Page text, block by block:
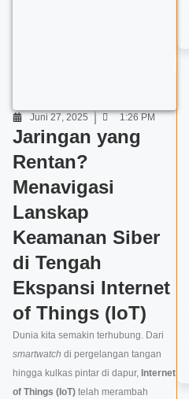
Juni 27, 2025 1:26 PM
Jaringan yang
Rentan?
Menavigasi
Lanskap
Keamanan Siber
di Tengah
Ekspansi Internet
of Things (IoT)
Dunia kita semakin terhubung. Dari
smartwatch di pergelangan tangan
hingga kulkas pintar di dapur, Internet
of Things (IoT) telah merambah